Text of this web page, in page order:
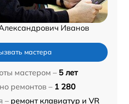
Иванов
мастера
мастером – 5 лет
ремонтов – 1 280
– ремонт клавиатур и VR